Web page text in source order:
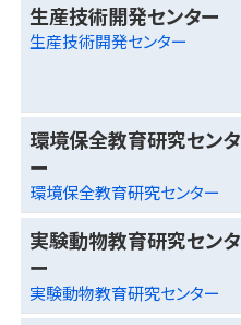
生産技術開発センター
生産技術開発センター
環境保全教育研究センタ
ー
環境保全教育研究センター
実験動物教育研究センタ
ー
実験動物教育研究センター